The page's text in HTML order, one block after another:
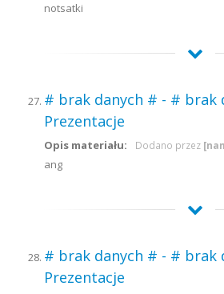
notsatki
# brak danych # - # brak
Prezentacje
Dodano przez
Opis materiału:
ang
# brak danych # - # brak
Prezentacje